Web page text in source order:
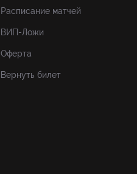
Расписание матчей
ВИП-Ложи
Оферта
Вернуть билет